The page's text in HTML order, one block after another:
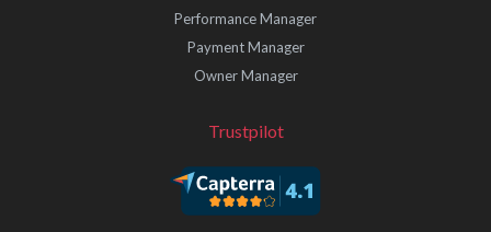
Performance Manager
Payment Manager
Owner Manager
Trustpilot